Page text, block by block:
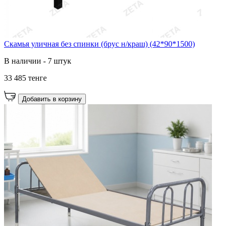
Скамья уличная без спинки (брус н/краш) (42*90*1500)
В наличии - 7 штук
33 485 тенге
Добавить в корзину